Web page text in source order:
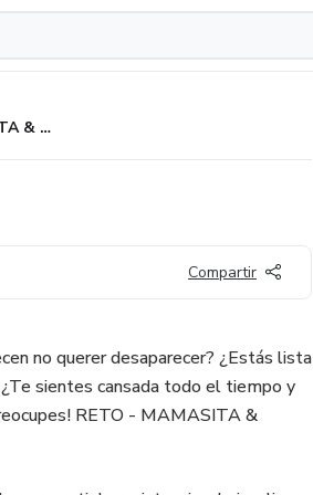
RETO - MAMASITA & SANA
Compartir
no querer desaparecer? ¿Estás lista
sientes cansada todo el tiempo y
RETO - MAMASITA &